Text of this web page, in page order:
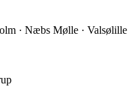
· Næbs Mølle · Valsølille